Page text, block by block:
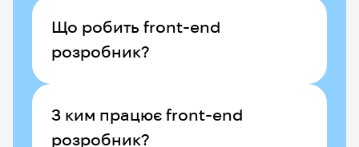
Що робить front-end
розробник?
З ким працює front-end
розробник?